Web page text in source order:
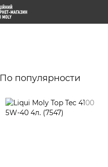
По популярности